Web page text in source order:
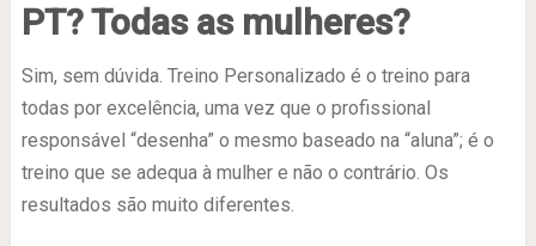
PT? Todas as mulheres?
Sim, sem dúvida. Treino Personalizado é o treino para
todas por excelência, uma vez que o profissional
responsável “desenha” o mesmo baseado na “aluna”; é o
treino que se adequa à mulher e não o contrário. Os
resultados são muito diferentes.